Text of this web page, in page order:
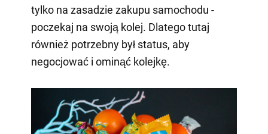
tylko na zasadzie zakupu samochodu -
poczekaj na swoją kolej. Dlatego tutaj
również potrzebny był status, aby
negocjować i ominąć kolejkę.